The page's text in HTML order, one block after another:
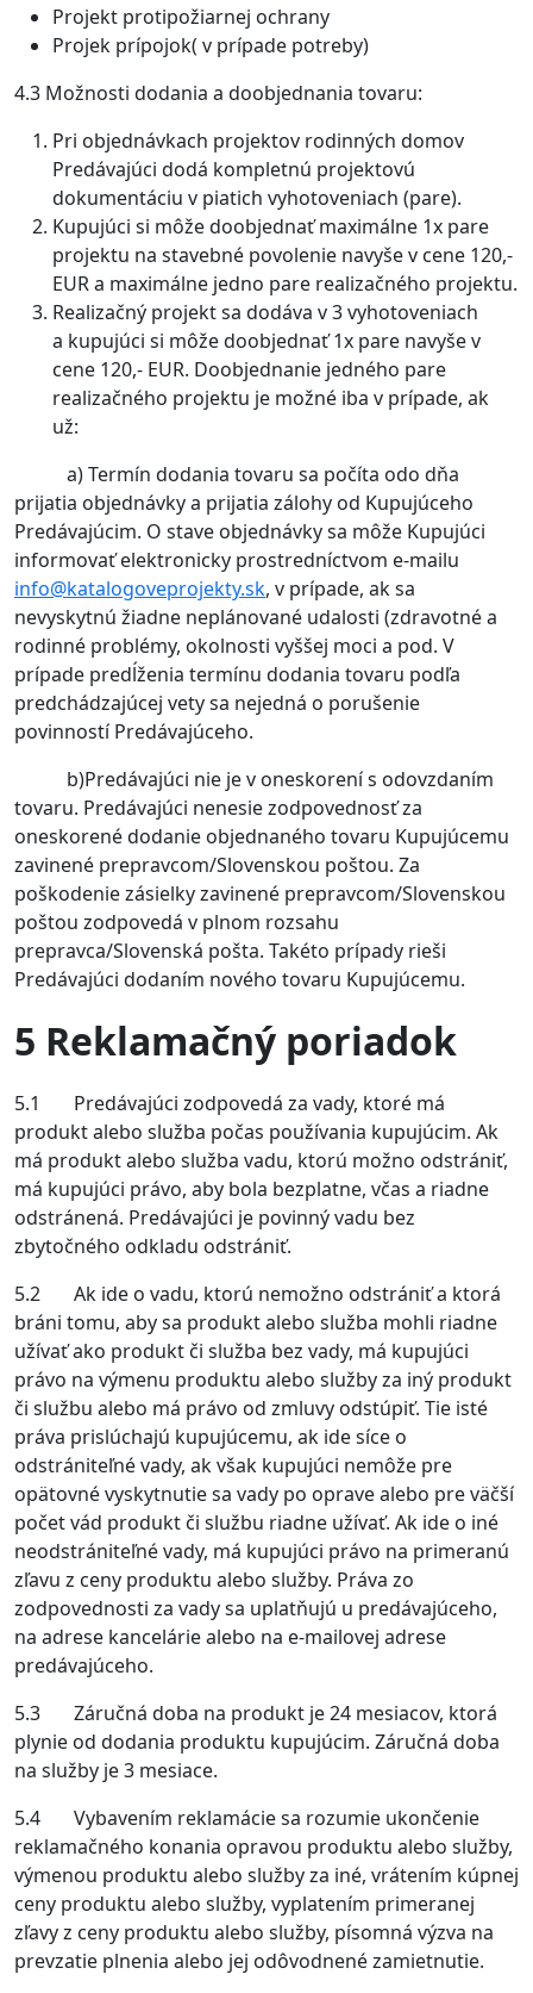
Projekt protipožiarnej ochrany
Projek prípojok( v prípade potreby)
4.3 Možnosti dodania a doobjednania tovaru:
Pri objednávkach projektov rodinných domov
Predávajúci dodá kompletnú projektovú
dokumentáciu v piatich vyhotoveniach (pare).
Kupujúci si môže doobjednať maximálne 1x pare
projektu na stavebné povolenie navyše v cene 120,-
EUR a maximálne jedno pare realizačného projektu.
Realizačný projekt sa dodáva v 3 vyhotoveniach
a kupujúci si môže doobjednať 1x pare navyše v
cene 120,- EUR. Doobjednanie jedného pare
realizačného projektu je možné iba v prípade, ak
už:
a) Termín dodania tovaru sa počíta odo dňa
prijatia objednávky a prijatia zálohy od Kupujúceho
Predávajúcim. O stave objednávky sa môže Kupujúci
informovať elektronicky prostredníctvom e-mailu
info@katalogoveprojekty.sk, v prípade, ak sa
nevyskytnú žiadne neplánované udalosti (zdravotné a
rodinné problémy, okolnosti vyššej moci a pod. V
prípade predĺženia termínu dodania tovaru podľa
predchádzajúcej vety sa nejedná o porušenie
povinností Predávajúceho.
b)Predávajúci nie je v oneskorení s odovzdaním
tovaru. Predávajúci nenesie zodpovednosť za
oneskorené dodanie objednaného tovaru Kupujúcemu
zavinené prepravcom/Slovenskou poštou. Za
poškodenie zásielky zavinené prepravcom/Slovenskou
poštou zodpovedá v plnom rozsahu
prepravca/Slovenská pošta. Takéto prípady rieši
Predávajúci dodaním nového tovaru Kupujúcemu.
5 Reklamačný poriadok
5.1 Predávajúci zodpovedá za vady, ktoré má
produkt alebo služba počas používania kupujúcim. Ak
má produkt alebo služba vadu, ktorú možno odstrániť,
má kupujúci právo, aby bola bezplatne, včas a riadne
odstránená. Predávajúci je povinný vadu bez
zbytočného odkladu odstrániť.
5.2 Ak ide o vadu, ktorú nemožno odstrániť a ktorá
bráni tomu, aby sa produkt alebo služba mohli riadne
užívať ako produkt či služba bez vady, má kupujúci
právo na výmenu produktu alebo služby za iný produkt
či službu alebo má právo od zmluvy odstúpiť. Tie isté
práva prislúchajú kupujúcemu, ak ide síce o
odstrániteľné vady, ak však kupujúci nemôže pre
opätovné vyskytnutie sa vady po oprave alebo pre väčší
počet vád produkt či službu riadne užívať. Ak ide o iné
neodstrániteľné vady, má kupujúci právo na primeranú
zľavu z ceny produktu alebo služby. Práva zo
zodpovednosti za vady sa uplatňujú u predávajúceho,
na adrese kancelárie alebo na e-mailovej adrese
predávajúceho.
5.3 Záručná doba na produkt je 24 mesiacov, ktorá
plynie od dodania produktu kupujúcim. Záručná doba
na služby je 3 mesiace.
5.4 Vybavením reklamácie sa rozumie ukončenie
reklamačného konania opravou produktu alebo služby,
výmenou produktu alebo služby za iné, vrátením kúpnej
ceny produktu alebo služby, vyplatením primeranej
zľavy z ceny produktu alebo služby, písomná výzva na
prevzatie plnenia alebo jej odôvodnené zamietnutie.